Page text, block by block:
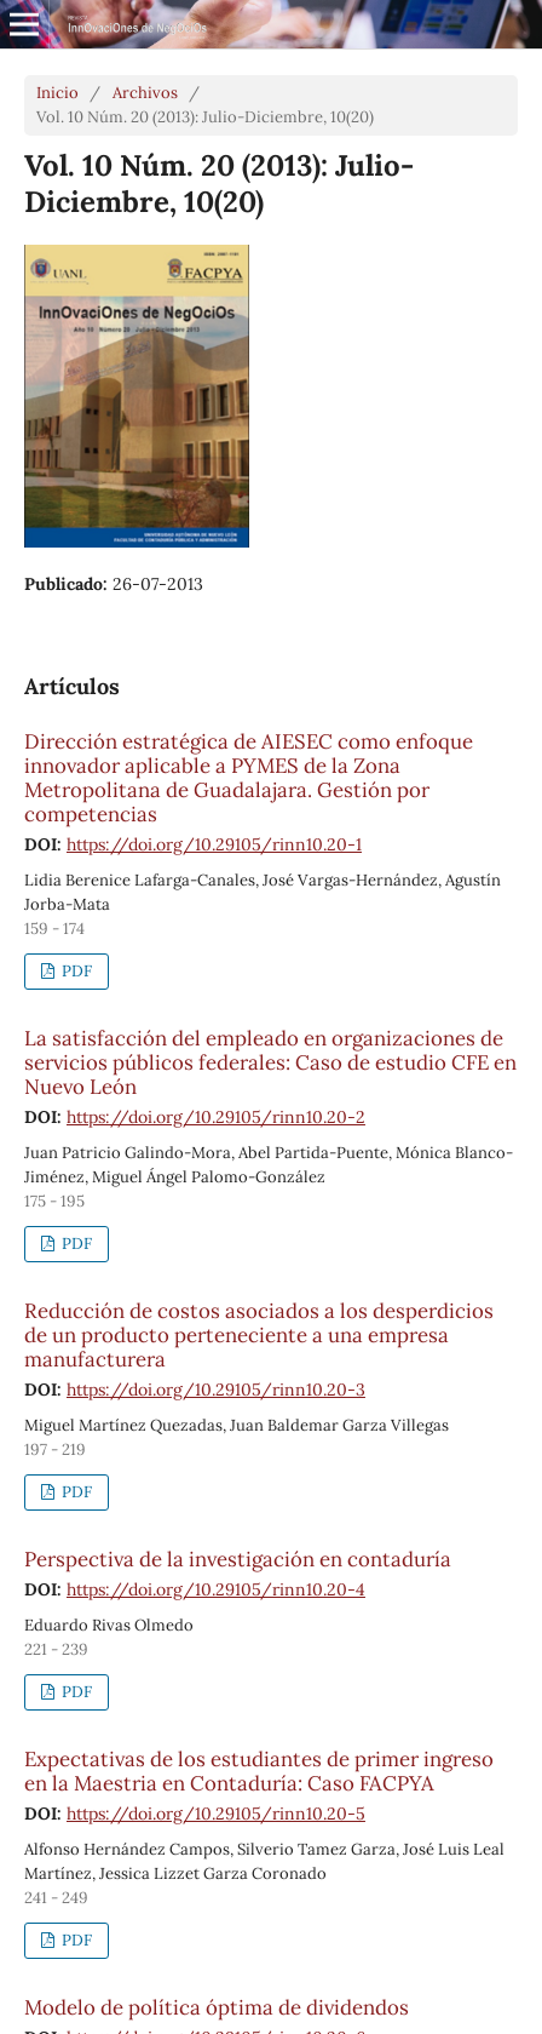
Inicio / Archivos
/
Vol. 10 Núm. 20 (2013): Julio-Diciembre, 10(20)
Vol. 10 Núm. 20 (2013): Julio-
Diciembre, 10(20)
Publicado: 26-07-2013
Artículos
Dirección estratégica de AIESEC como enfoque
innovador aplicable a PYMES de la Zona
Metropolitana de Guadalajara. Gestión por
competencias
DOI: https://doi.org/10.29105/rinn10.20-1
Lidia Berenice Lafarga-Canales, José Vargas-Hernández, Agustín
Jorba-Mata
159 - 174
PDF
La satisfacción del empleado en organizaciones de
servicios públicos federales: Caso de estudio CFE en
Nuevo León
DOI: https://doi.org/10.29105/rinn10.20-2
Juan Patricio Galindo-Mora, Abel Partida-Puente, Mónica Blanco-
Jiménez, Miguel Ángel Palomo-González
175 - 195
PDF
Reducción de costos asociados a los desperdicios
de un producto perteneciente a una empresa
manufacturera
DOI: https://doi.org/10.29105/rinn10.20-3
Miguel Martínez Quezadas, Juan Baldemar Garza Villegas
197 - 219
PDF
Perspectiva de la investigación en contaduría
DOI: https://doi.org/10.29105/rinn10.20-4
Eduardo Rivas Olmedo
221 - 239
PDF
Expectativas de los estudiantes de primer ingreso
en la Maestria en Contaduría: Caso FACPYA
DOI: https://doi.org/10.29105/rinn10.20-5
Alfonso Hernández Campos, Silverio Tamez Garza, José Luis Leal
Martínez, Jessica Lizzet Garza Coronado
241 - 249
PDF
Modelo de política óptima de dividendos